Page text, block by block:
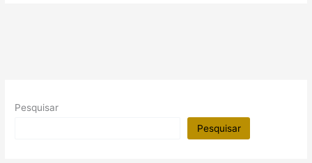
Pesquisar
Pesquisar